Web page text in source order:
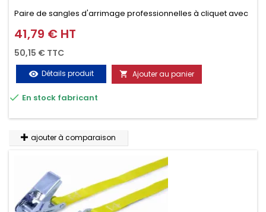
Paire de sangles d'arrimage professionnelles à cliquet avec
crochet en 2 parties (4.5M + 0.5M / 500daN), simple et rapide
d'utilisation. Permet d'arrimer et de sécuriser vos
chargements pendant le transport. Matière polyester très
résistante aux UV et aux variations de températures,
n'absorbe pas l'eau.
Prix
41,79 € HT
50,15 € TTC
visibility Détails produit  Ajouter au panier
 En stock fabricant
ajouter à comparaison